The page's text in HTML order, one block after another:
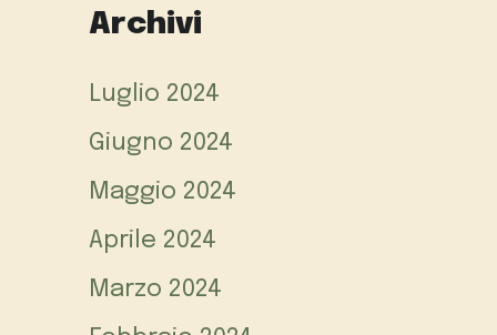
Archivi
Luglio 2024
Giugno 2024
Maggio 2024
Aprile 2024
Marzo 2024